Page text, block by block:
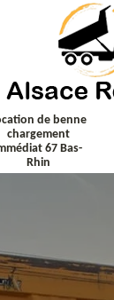
de benne
chargement
67 Bas-
Rhin